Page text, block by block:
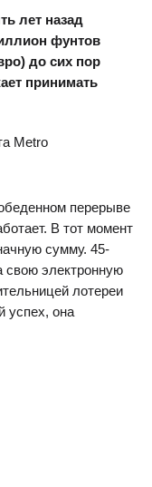
лет назад
фунтов
до сих пор
принимать
перерыве
В тот момент
сумму. 45-
свою электронную
лотереи
успех, она